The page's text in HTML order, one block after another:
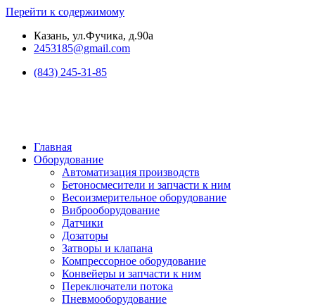
Перейти к содержимому
Казань, ул.Фучика, д.90а
2453185@gmail.com
(843) 245-31-85
Главная
Оборудование
Автоматизация производств
Бетоносмесители и запчасти к ним
Весоизмерительное оборудование
Виброоборудование
Датчики
Дозаторы
Затворы и клапана
Компрессорное оборудование
Конвейеры и запчасти к ним
Переключатели потока
Пневмооборудование